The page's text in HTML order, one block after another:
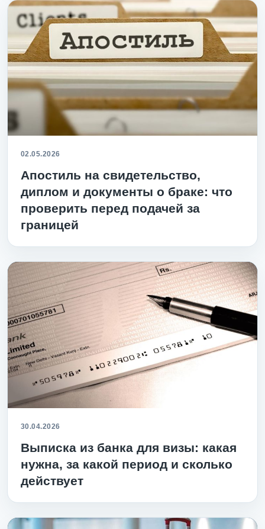
02.05.2026
Апостиль на свидетельство,
диплом и документы о браке: что
проверить перед подачей за
границей
30.04.2026
Выписка из банка для визы: какая
нужна, за какой период и сколько
действует